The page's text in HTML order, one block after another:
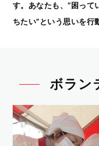
す。 あなたも、“困って
ちたい”という思いを行
ボラン